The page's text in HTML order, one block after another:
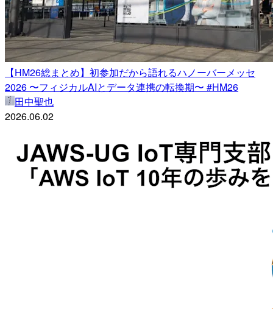
【HM26総まとめ】初参加だから語れるハノーバーメッセ
2026 〜フィジカルAIとデータ連携の転換期〜 #HM26
田中聖也
2026.06.02